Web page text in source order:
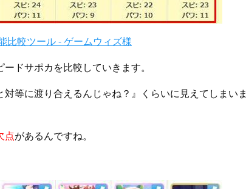
比較ツール - ゲームウィズ様
ドサポカを比較していきます。
等に渡り合えるんじゃね？』くらいに見えてしまいま
点があるんですね。